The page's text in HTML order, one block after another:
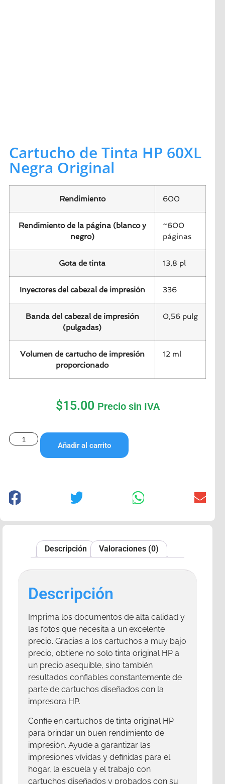
Cartucho de Tinta HP 60XL
Negra Original
Rendimiento 600
Rendimiento de la página (blanco y
negro)
~600
páginas
Gota de tinta 13,8 pl
Inyectores del cabezal de impresión 336
Banda del cabezal de impresión
(pulgadas)
0,56 pulg
Volumen de cartucho de impresión
proporcionado
12 ml
$15.00 Precio sin IVA
Añadir al carrito
Descripción Valoraciones (0)
Descripción
Imprima los documentos de alta calidad y
las fotos que necesita a un excelente
precio. Gracias a los cartuchos a muy bajo
precio, obtiene no solo tinta original HP a
un precio asequible, sino también
resultados confiables constantemente de
parte de cartuchos diseñados con la
impresora HP.
Confíe en cartuchos de tinta original HP
para brindar un buen rendimiento de
impresión. Ayude a garantizar las
impresiones vívidas y definidas para el
hogar, la escuela y el trabajo con
cartuchos diseñados y probados con su